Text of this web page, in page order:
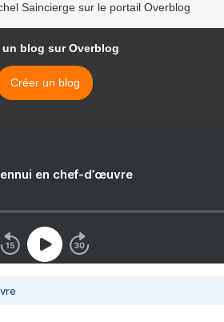
Saincierge sur le portail Overblog
un blog sur Overblog
Créer un blog
en chef-d’œuvre